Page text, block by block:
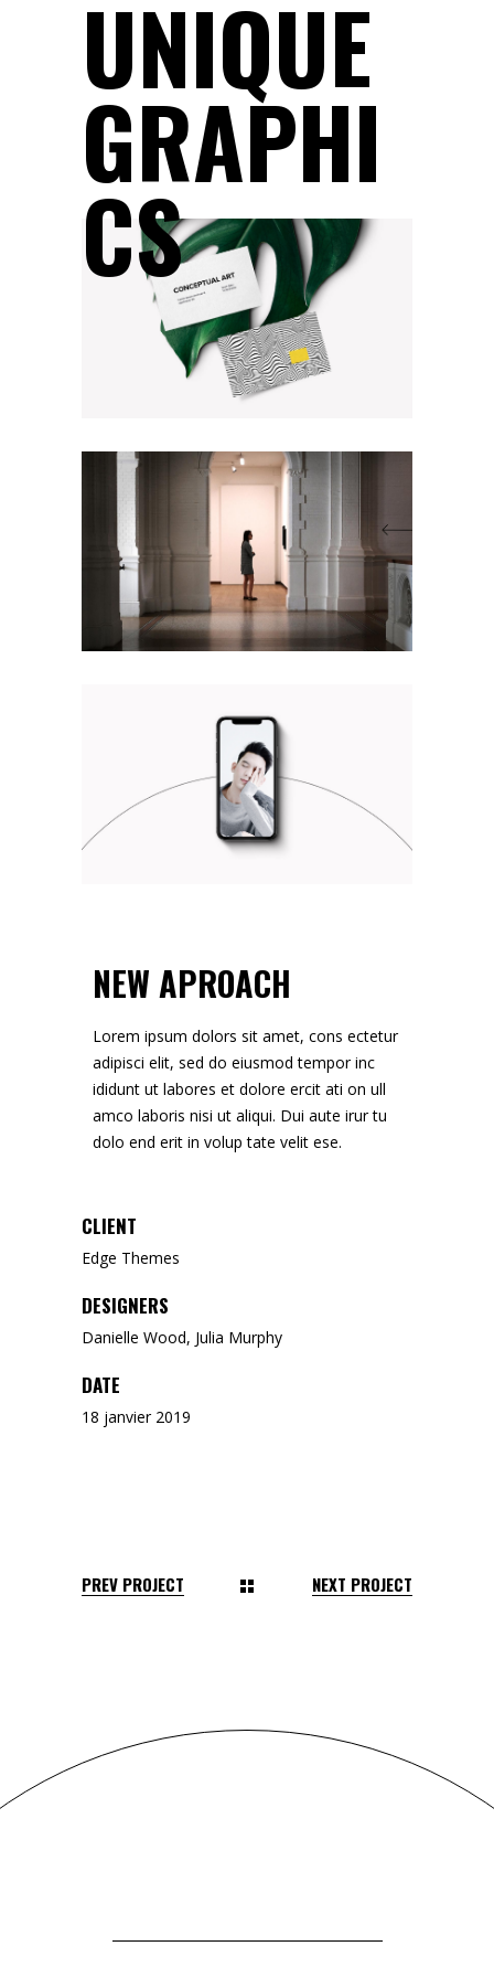
UNIQUE
GRAPHI
CS
NEW APROACH
Lorem ipsum dolors sit amet, cons ectetur
adipisci elit, sed do eiusmod tempor inc
ididunt ut labores et dolore ercit ati on ull
amco laboris nisi ut aliqui. Dui aute irur tu
dolo end erit in volup tate velit ese.
CLIENT
Edge Themes
DESIGNERS
Danielle Wood, Julia Murphy
DATE
18 janvier 2019
PREV PROJECT NEXT PROJECT